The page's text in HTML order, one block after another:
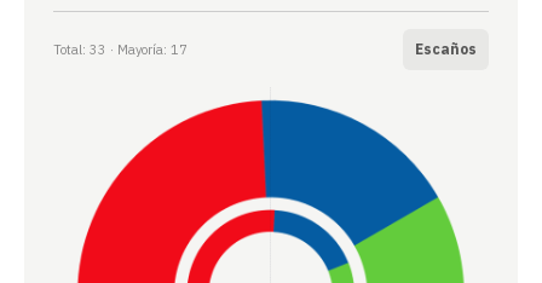
Total: 33 · Mayoría: 17 Escaños